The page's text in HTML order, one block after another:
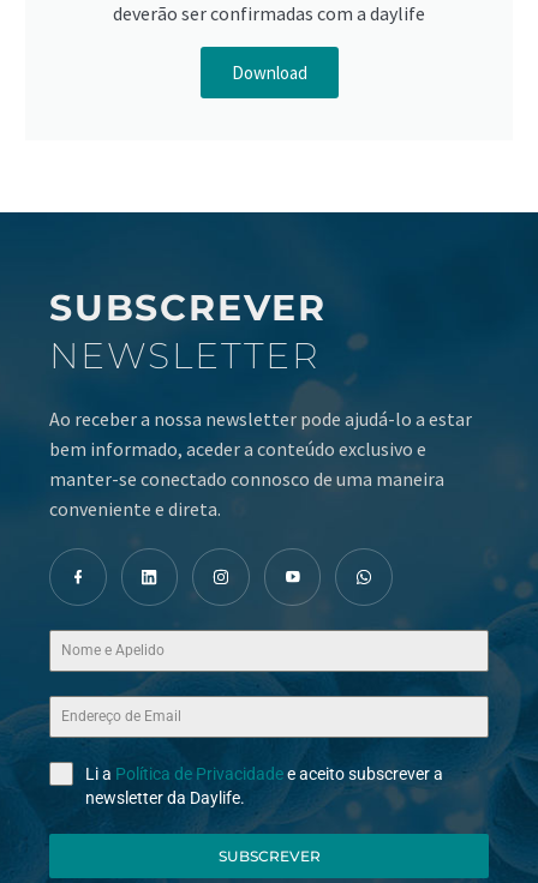
deverão ser confirmadas com a daylife
Download
SUBSCREVER
NEWSLETTER
Ao receber a nossa newsletter pode ajudá-lo a estar
bem informado, aceder a conteúdo exclusivo e
manter-se conectado connosco de uma maneira
conveniente e direta.
Li a Política de Privacidadee aceito subscrever a
newsletter da Daylife.
SUBSCREVER